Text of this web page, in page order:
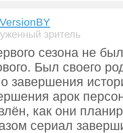
зритель
сезона не
Был своего
завершения
арок
как они
сериал